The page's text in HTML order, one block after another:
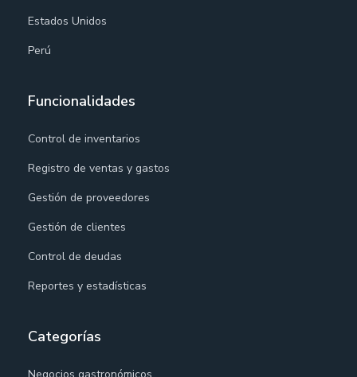
Estados Unidos
Perú
Funcionalidades
Control de inventarios
Registro de ventas y gastos
Gestión de proveedores
Gestión de clientes
Control de deudas
Reportes y estadísticas
Categorías
Negocios gastronómicos